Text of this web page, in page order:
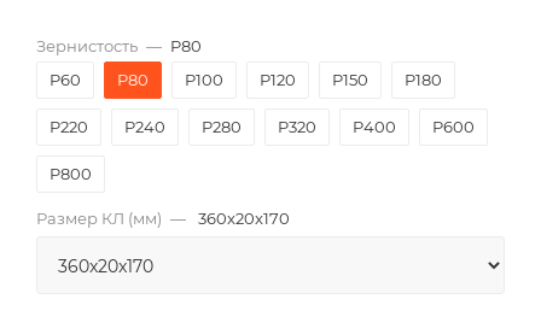
Зернистость — P80
P60
P80 P100 P120 P150 P180
P220 P240 P280 P320 P400 P600
P800
Размер КЛ (мм) — 360x20x170